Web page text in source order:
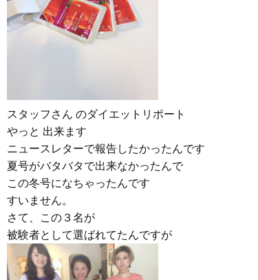
スタッフさん のダイエットリポート
やっと 出来ます
ニュースレターで報告したかったんです
夏号がバタバタで出来なかったんで
この冬号になちゃったんです
すいません。
さて、この３名が
被験者として選ばれてたんですが